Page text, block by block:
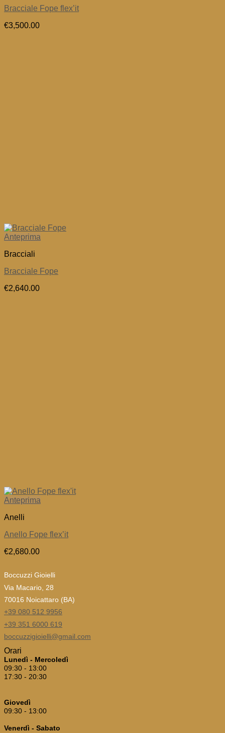
Bracciale Fope flex’it
€3,500.00
Anteprima
Bracciali
Bracciale Fope
€2,640.00
Anteprima
Anelli
Anello Fope flex’it
€2,680.00
Boccuzzi Gioielli
Via Macario, 28
70016 Noicattaro (BA)
+39 080 512 9956
+39 351 6000 619
boccuzzigioielli@gmail.com
Orari
Lunedì - Mercoledì
09:30 - 13:00
17:30 - 20:30
Giovedì
09:30 - 13:00
Venerdì - Sabato